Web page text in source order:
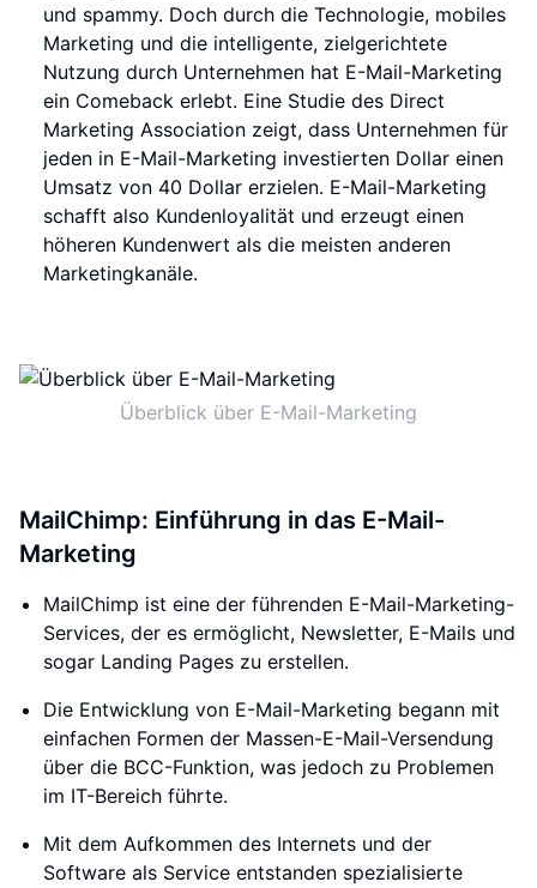
und spammy. Doch durch die Technologie, mobiles
Marketing und die intelligente, zielgerichtete
Nutzung durch Unternehmen hat E-Mail-Marketing
ein Comeback erlebt. Eine Studie des Direct
Marketing Association zeigt, dass Unternehmen für
jeden in E-Mail-Marketing investierten Dollar einen
Umsatz von 40 Dollar erzielen. E-Mail-Marketing
schafft also Kundenloyalität und erzeugt einen
höheren Kundenwert als die meisten anderen
Marketingkanäle.
Überblick über E-Mail-Marketing
MailChimp: Einführung in das E-Mail-
Marketing
MailChimp ist eine der führenden E-Mail-Marketing-
Services, der es ermöglicht, Newsletter, E-Mails und
sogar Landing Pages zu erstellen.
Die Entwicklung von E-Mail-Marketing begann mit
einfachen Formen der Massen-E-Mail-Versendung
über die BCC-Funktion, was jedoch zu Problemen
im IT-Bereich führte.
Mit dem Aufkommen des Internets und der
Software als Service entstanden spezialisierte